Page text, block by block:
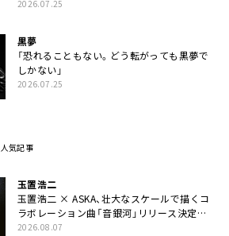
2026.07.25
黒夢
「恐れることもない。どう転がっても黒夢で
しかない」
2026.07.25
人気記事
玉置浩二
玉置浩二 × ASKA、壮大なスケールで描くコ
ラボレーション曲「音銀河」リリース決定。
カップリングには新曲「命の宿り」収録も
2026.08.07